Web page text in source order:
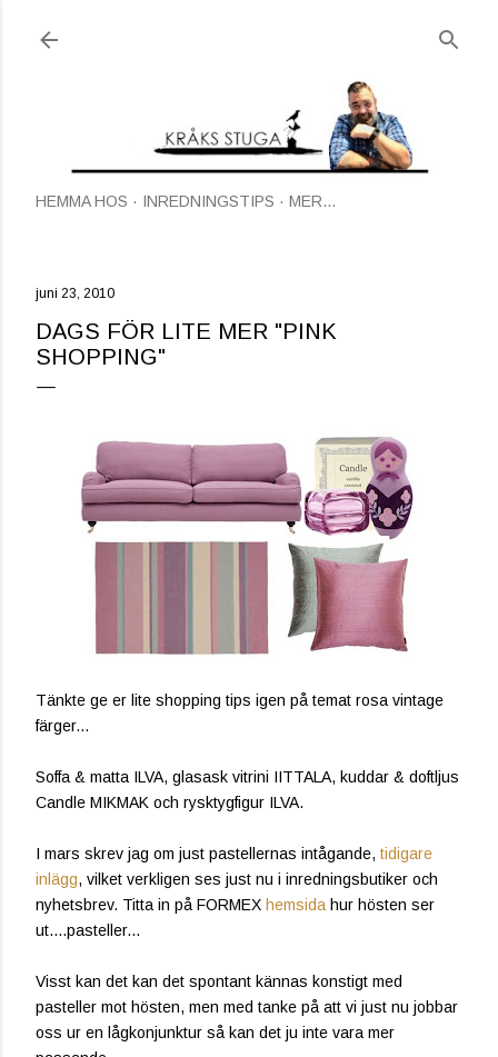
HEMMA HOS INREDNINGSTIPS MER…
juni 23, 2010
DAGS FÖR LITE MER "PINK
SHOPPING"
Tänkte ge er lite shopping tips igen på temat rosa vintage
färger...
Soffa & matta ILVA, glasask vitrini IITTALA, kuddar & doftljus
Candle MIKMAK och rysktygfigur ILVA.
I mars skrev jag om just pastellernas intågande, tidigare
inlägg, vilket verkligen ses just nu i inredningsbutiker och
nyhetsbrev. Titta in på FORMEX hemsida hur hösten ser
ut....pasteller...
Visst kan det kan det spontant kännas konstigt med
pasteller mot hösten, men med tanke på att vi just nu jobbar
oss ur en lågkonjunktur så kan det ju inte vara mer